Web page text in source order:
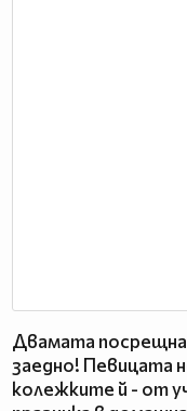
Двамата
заедно! Певицата
колежките й - от